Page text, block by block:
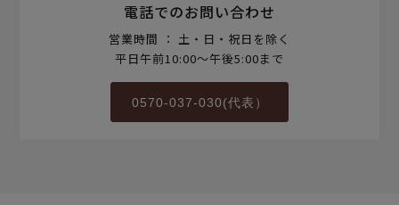
電話でのお問い合わせ
営業時間 ： 土・日・祝日を除く
平日午前10:00～午後5:00まで
0570-037-030(代表）